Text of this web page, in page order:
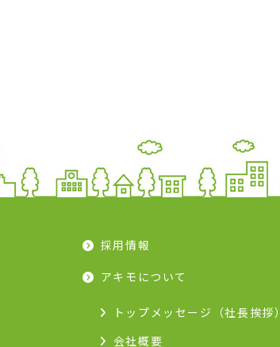
採用情報
アキモについて
トップメッセージ（社長挨拶）
会社概要